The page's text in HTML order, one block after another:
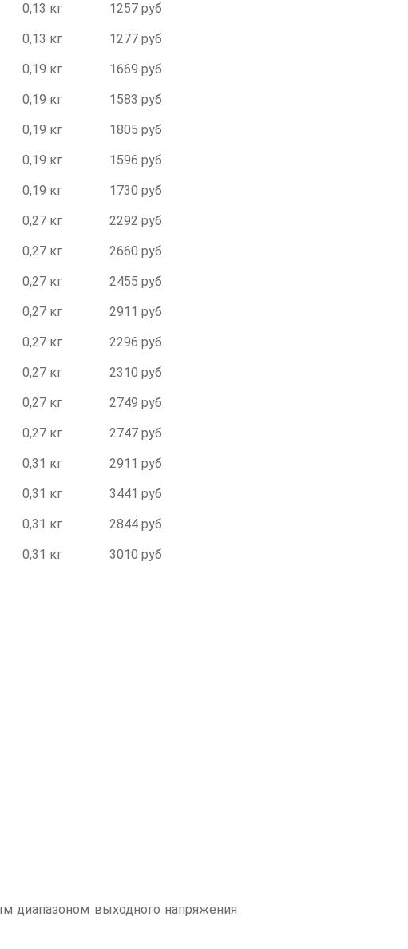
0,13 кг
1257 руб
0,13 кг
1277 руб
0,19 кг
1669 руб
0,19 кг
1583 руб
0,19 кг
1805 руб
0,19 кг
1596 руб
0,19 кг
1730 руб
0,27 кг
2292 руб
0,27 кг
2660 руб
0,27 кг
2455 руб
0,27 кг
2911 руб
0,27 кг
2296 руб
0,27 кг
2310 руб
0,27 кг
2749 руб
0,27 кг
2747 руб
0,31 кг
2911 руб
0,31 кг
3441 руб
0,31 кг
2844 руб
0,31 кг 3010 руб
диапазоном выходного напряжения